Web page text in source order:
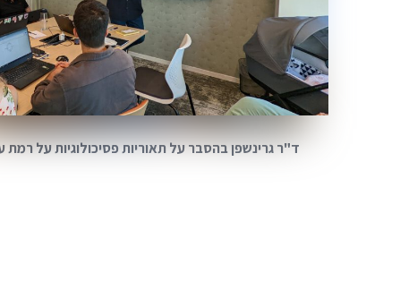
ד"ר גרינשפן בהסבר על תאוריות פסיכולוגיות על רמת